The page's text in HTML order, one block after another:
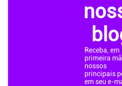
Receba, em
primeira
nossos
principais
em seu e-